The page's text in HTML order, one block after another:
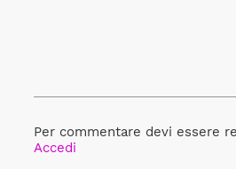
Per commentare devi essere
Accedi